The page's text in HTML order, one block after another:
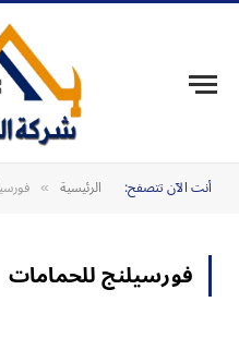
أنت الآن تتصفح: الرئيسية »
فورسيلنج للحمامات